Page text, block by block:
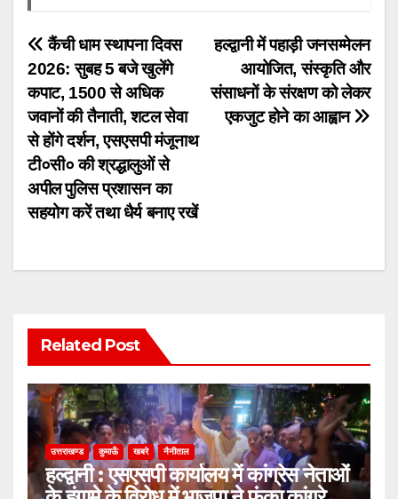
Post
navigation
हल्द्वानी में पहाड़ी जनसम्मेलन
आयोजित, संस्कृति और
संसाधनों के संरक्षण को लेकर
एकजुट होने का आह्वान
कैंची धाम स्थापना दिवस
2026: सुबह 5 बजे खुलेंगे
कपाट, 1500 से अधिक
जवानों की तैनाती, शटल सेवा
से होंगे दर्शन, एसएसपी मंजूनाथ
टी०सी० की श्रद्धालुओं से
अपील पुलिस प्रशासन का
सहयोग करें तथा धैर्य बनाए रखें
Related Post
उत्तराखण्ड कुमाऊँ खबरे नैनीताल
हल्द्वानी : एसएसपी कार्यालय में कांग्रेस नेताओं